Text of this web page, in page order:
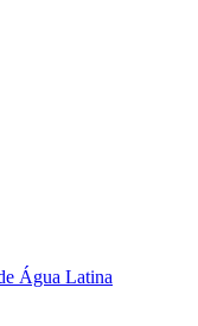
Água Latina